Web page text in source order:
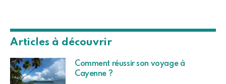
Articles à découvrir
Comment réussir son voyage à
Cayenne ?